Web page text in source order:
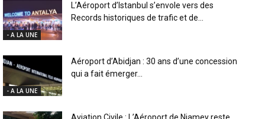
- A LA UNE
L’Aéroport d’Istanbul s’envole vers des
Records historiques de trafic et de...
- A LA UNE
Aéroport d’Abidjan : 30 ans d’une concession
qui a fait émerger...